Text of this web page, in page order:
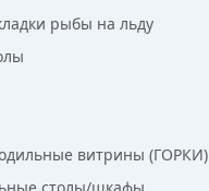
рыбы на льду
витрины (ГОРКИ)